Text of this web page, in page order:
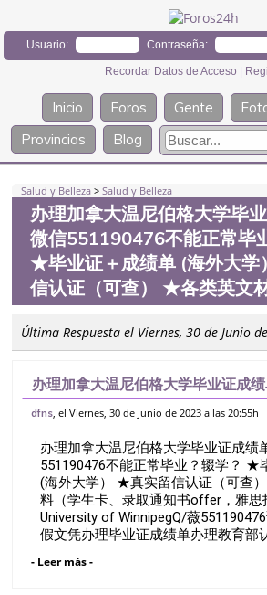
Usuario: Contraseña:
Recordar Datos de Acceso
Inicio Foros Gente
Provincias
Blog
Salud y Belleza >Salud y Belleza
办理加拿大温尼伯格大学毕
微信551190476不能正常毕
★毕业证＋成绩单 (海外大
信认证（可查） ★各类英文
Última Respuesta el Viernes, 30 de Junio
办理加拿大温尼伯格大学毕业证成
信551190476不能正常毕业？辍学
（可查） ★各类英文材料（
dfns, el Viernes, 30 de Junio de 2023 a las 20:55h
办理加拿大温尼伯格大学毕业证成绩
551190476不能正常毕业？辍学？ ★
(海外大学） ★真实留信认证（可查
料（学生卡、录取通知书offer，雅思
University of WinnipegQ/薇
假文凭办理毕业证成绩单办理教育部
办理学历认证办理学生卡办理录取通
- Leer más -